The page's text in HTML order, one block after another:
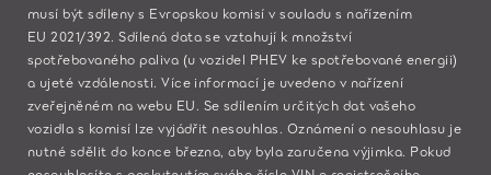
musí být sdíleny s Evropskou komisí v souladu s nařízením
EU 2021/392. Sdílená data se vztahují k množství
spotřebovaného paliva (u vozidel PHEV ke spotřebované energii)
a ujeté vzdálenosti. Více informací je uvedeno v nařízení
zveřejněném nawebu EU . Se sdílením určitých dat vašeho
vozidla s komisí lze vyjádřit nesouhlas. Oznámení o nesouhlasu je
nutné sdělit do konce března, aby byla zaručena výjimka. Pokud